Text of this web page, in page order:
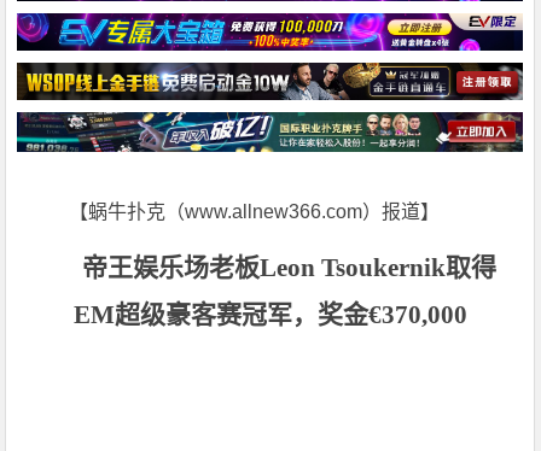
【蜗牛扑克（www.allnew366.com）报道】
帝王娱乐场老板Leon Tsoukernik取得
EM超级豪客赛冠军，奖金€370,000